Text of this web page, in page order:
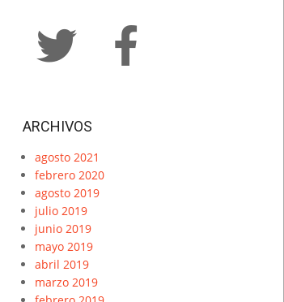
ARCHIVOS
agosto 2021
febrero 2020
agosto 2019
julio 2019
junio 2019
mayo 2019
abril 2019
marzo 2019